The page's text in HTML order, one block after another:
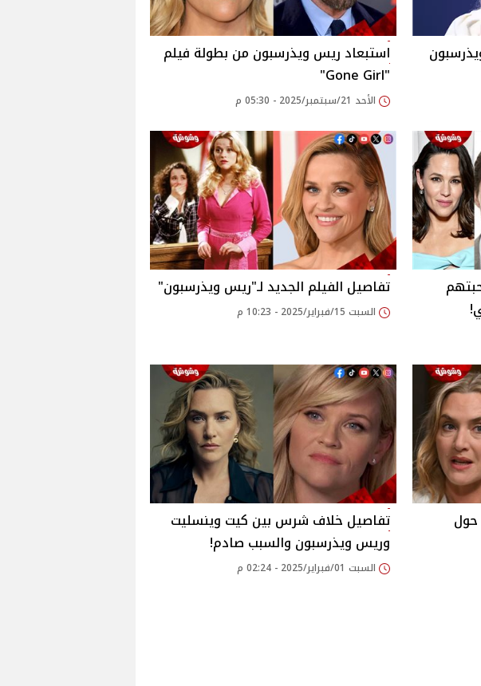
استبعاد ريس ويذرسبون من بطولة فيلم
"Gone Girl"
الأحد 21/سبتمبر/2025 - 05:30 م
تفاصيل الفيلم الجديد لـ"ريس ويذرسبون"
السبت 15/فبراير/2025 - 10:23 م
تفاصيل خلاف شرس بين كيت وينسليت
وريس ويذرسبون والسبب صادم!
السبت 01/فبراير/2025 - 02:24 م